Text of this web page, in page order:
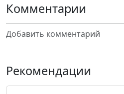
Комментарии
Добавить комментарий
Рекомендации